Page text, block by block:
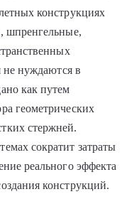
конструкциях
шпренгельные,
не нуждаются в
как путем
геометрических
стержней.
сократит затраты
реального эффекта
конструкций.